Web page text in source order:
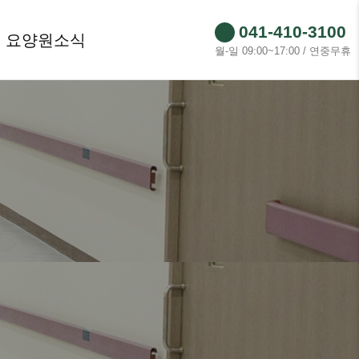
요양원소식 041-410-3100
월-일 09:00~17:00 / 연중무휴